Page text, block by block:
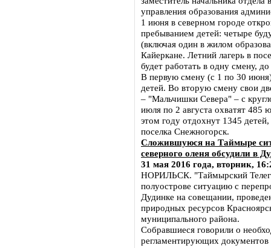
управления образования
1 июня в северном городе
пребыванием детей: четыре
(включая один в жилом
Кайеркане. Летний лагерь в
будет работать в одну смену, до
В первую смену (с 1 по 30
детей. Во вторую смену свои
– "Мальчишки Севера" – с
июля по 2 августа охватят 485
этом году отдохнут 1345
поселка Снежногорск.
Сложившуюся на Таймыре
северного оленя обсудили в
31 мая 2016 года, вторник,
НОРИЛЬСК. "Таймырский
полуострове ситуацию с
Дудинке на совещании,
природных ресурсов
муниципального района.
Собравшиеся говорили о
регламентирующих документов